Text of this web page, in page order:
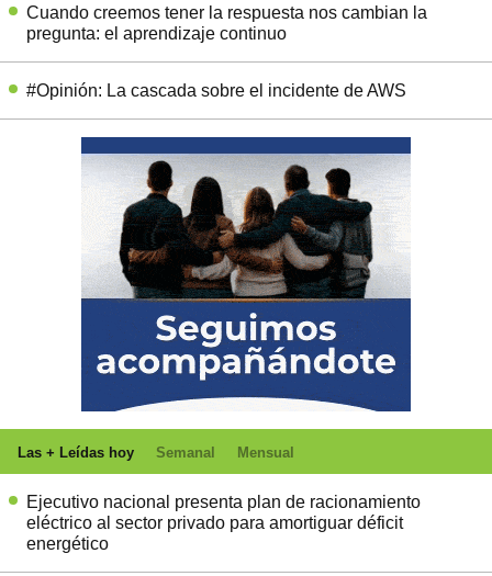
Cuando creemos tener la respuesta nos cambian la
pregunta: el aprendizaje continuo
#Opinión: La cascada sobre el incidente de AWS
Las + Leídas hoy Semanal Mensual
Ejecutivo nacional presenta plan de racionamiento
eléctrico al sector privado para amortiguar déficit
energético